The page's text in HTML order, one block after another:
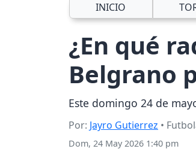
INICIO
¿En qué
Belgrano
Este domingo 24 de
Por: Jayro Gutierrez •
Dom, 24 May 2026 1:40 pm